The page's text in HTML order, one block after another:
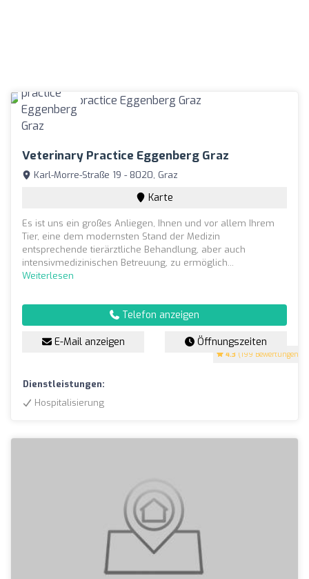
Veterinary Practice Eggenberg Graz
4.3 (199 Bewertungen)
Karl-Morre-Straße 19 - 8020, Graz
Karte
Es ist uns ein großes Anliegen, Ihnen und vor allem Ihrem
Tier, eine dem modernsten Stand der Medizin
entsprechende tierärztliche Behandlung, aber auch
intensivmedizinischen Betreuung, zu ermöglich...
Weiterlesen
Telefon anzeigen
E-Mail anzeigen Öffnungszeiten
Dienstleistungen:
Hospitalisierung